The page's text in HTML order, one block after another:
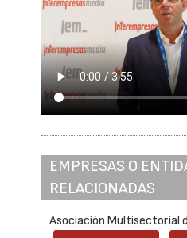
EMPRESAS O
RELACIONADAS
Asociación Multisectorial